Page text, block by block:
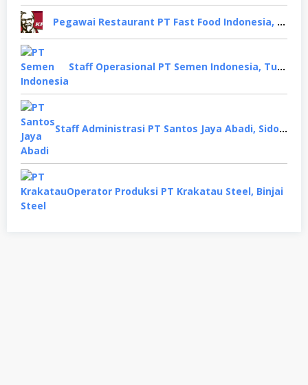
Pegawai Restaurant PT Fast Food Indonesia, Surabaya
Staff Operasional PT Semen Indonesia, Tuban
Staff Administrasi PT Santos Jaya Abadi, Sidoarjo
Operator Produksi PT Krakatau Steel, Binjai